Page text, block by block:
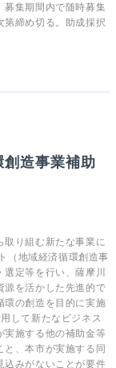
募集期間内で随時募集
第締め切る。助成採択
創造事業補助
取り組む新たな事業に
（地域経済循環創造事
定等を行い、薩摩川
源を活かした先進的で
環の創造を目的に実施
して新たなビジネス
実施する他の補助金等
、本市が実施する同
込みがないことが要件